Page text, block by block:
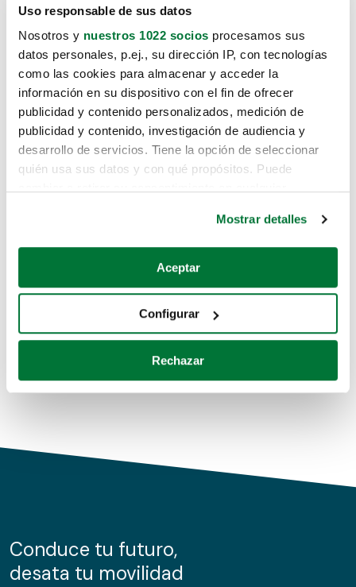
Uso responsable de sus datos
Nosotros y nuestros 1022 socios procesamos sus
datos personales, p.ej., su dirección IP, con tecnologías
como las cookies para almacenar y acceder la
información en su dispositivo con el fin de ofrecer
publicidad y contenido personalizados, medición de
publicidad y contenido, investigación de audiencia y
desarrollo de servicios. Tiene la opción de seleccionar
quién usa sus datos y con qué propósitos. Puede
Si lo permite, también quisiéramos:
Recopilar información sobre su ubicación geográfica
Identificar su dispositivo analizándolo activamente
para buscar características específicas (huellas
Obtenga más información sobre cómo se procesan sus
de cookies.
información sobre el uso que haga del sitio web con
nuestros partners de redes sociales, publicidad y análisis
Mostrar detalles
Aceptar
Configurar
Rechazar
Lo sentimos, no sabemos como
te hemos traido hasta aquí.
Pero puedes encontrar el coche que estás
buscando en alguno de estos enlaces:
Coches de segunda mano
Coches de km0
Conduce tu futuro,
desata tu movilidad